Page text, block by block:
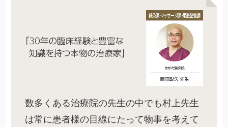
数多くある治療院の先生の中でも村上先生
は常に患者様の目線にたって物事を考えて